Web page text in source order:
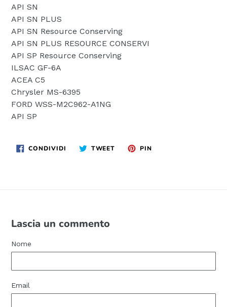
API SN
API SN PLUS
API SN Resource Conserving
API SN PLUS RESOURCE CONSERVI
API SP Resource Conserving
ILSAC GF-6A
ACEA C5
Chrysler MS-6395
FORD WSS-M2C962-A1NG
API SP
CONDIVIDI CONDIVIDITWEET TWITTAPIN
Lascia un commento
Nome
Email